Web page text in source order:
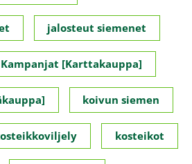
jalosteut siemenet
Kampanjat [Karttakauppa]
koivun siemen
kosteikot